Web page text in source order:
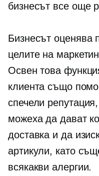
бизнесът все още
Бизнесът оценява
целите на
Освен това
клиента също
спечели
можеха да дават
доставка и да
артикули, като
всякакви алергии.